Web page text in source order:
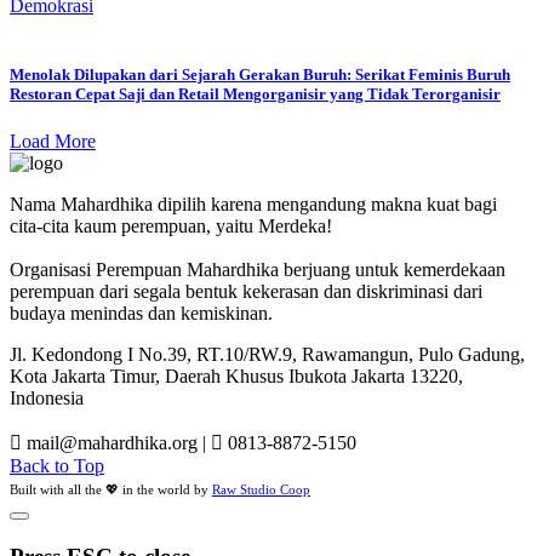
Demokrasi
Menolak Dilupakan dari Sejarah Gerakan Buruh: Serikat Feminis Buruh
Restoran Cepat Saji dan Retail Mengorganisir yang Tidak Terorganisir
Load More
Nama Mahardhika dipilih karena mengandung makna kuat bagi
cita-cita kaum perempuan, yaitu Merdeka!
Organisasi Perempuan Mahardhika berjuang untuk kemerdekaan
perempuan dari segala bentuk kekerasan dan diskriminasi dari
budaya menindas dan kemiskinan.
Jl. Kedondong I No.39, RT.10/RW.9, Rawamangun, Pulo Gadung,
Kota Jakarta Timur, Daerah Khusus Ibukota Jakarta 13220,
Indonesia
mail@mahardhika.org |
0813-8872-5150
Back to Top
Built with all the 💖 in the world by Raw Studio Coop